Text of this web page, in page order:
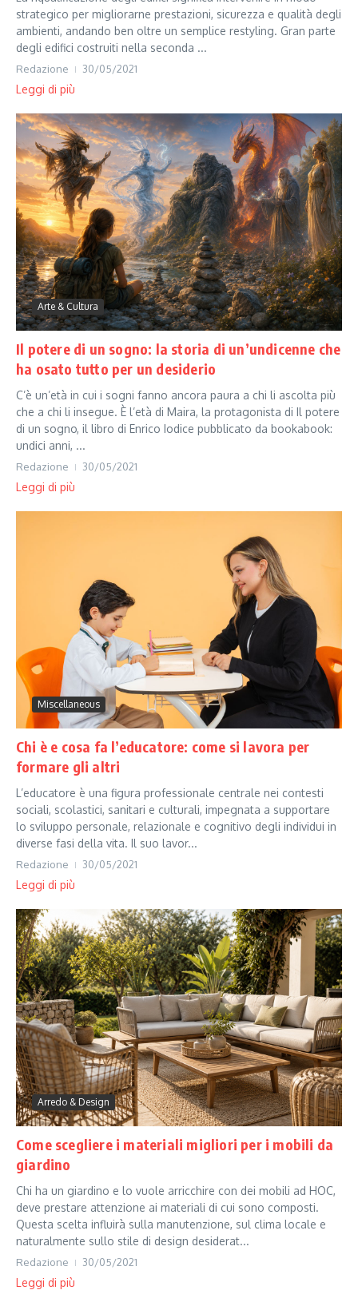
strategico per migliorarne prestazioni, sicurezza e qualità degli
ambienti, andando ben oltre un semplice restyling. Gran parte
degli edifici costruiti nella seconda ...
Redazione 30/05/2021
Leggi di più
Arte & Cultura
Il potere di un sogno: la storia di un’undicenne che
ha osato tutto per un desiderio
C’è un’età in cui i sogni fanno ancora paura a chi li ascolta più
che a chi li insegue. È l’età di Maira, la protagonista di Il potere
di un sogno, il libro di Enrico Iodice pubblicato da bookabook:
undici anni, ...
Redazione 30/05/2021
Leggi di più
Miscellaneous
Chi è e cosa fa l’educatore: come si lavora per
formare gli altri
L’educatore è una figura professionale centrale nei contesti
sociali, scolastici, sanitari e culturali, impegnata a supportare
lo sviluppo personale, relazionale e cognitivo degli individui in
diverse fasi della vita. Il suo lavor...
Redazione 30/05/2021
Leggi di più
Arredo & Design
Come scegliere i materiali migliori per i mobili da
giardino
Chi ha un giardino e lo vuole arricchire con dei mobili ad HOC,
deve prestare attenzione ai materiali di cui sono composti.
Questa scelta influirà sulla manutenzione, sul clima locale e
naturalmente sullo stile di design desiderat...
Redazione 30/05/2021
Leggi di più